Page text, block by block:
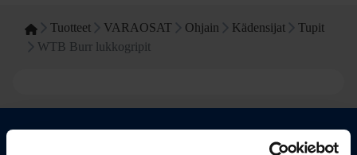
Tuotteet VARAOSAT Ohjain Kädensijat
Tupit
WTB Burr lukkogripit